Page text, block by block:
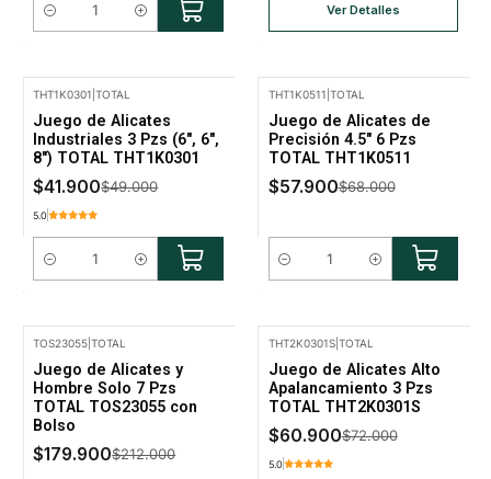
Cantidad
Ver Detalles
THT1K0301 |TOTAL
Juego de Alicates
Industriales 3 Pzs (6", 6",
8") TOTAL THT1K0301
$41.900$49.000
5.0
Cantidad
THT1K0511 TOTAL
Juego de Alicates de
Precisión 4.5" 6 Pzs
TOTAL THT1K0511
$57.900$68.000
Cantidad
No disponible
TOS23055 |TOTAL
Juego de Alicates y
Hombre Solo 7 Pzs
TOTAL TOS23055 con
Bolso
$179.900$212.000
THT2K0301S| TOTAL
Juego de Alicates Alto
Apalancamiento 3 Pzs
TOTAL THT2K0301S
$60.900$72.000
5.0